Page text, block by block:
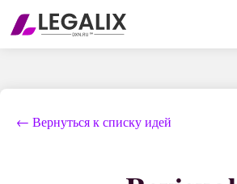
← Вернуться к списку идей